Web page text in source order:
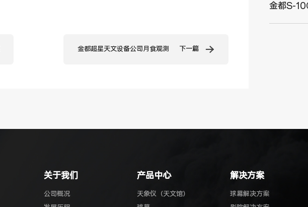
下一篇
金都超星天文设备公司月食观测
金都S-
关于我们
公司概况
产品中心
天象仪（天文馆）
解决方案
球幕解决方案